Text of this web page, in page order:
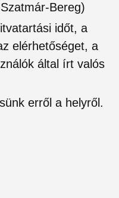
Bereg)
időt, a
elérhetőséget, a
által írt valós
erről a helyről.